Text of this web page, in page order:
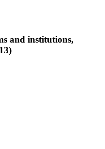
and institutions,